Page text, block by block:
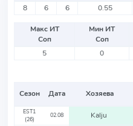
8
6 6 0.55
Макс ИТ
Соп
Мин ИТ
Соп
5
0
Сезон Дата Хозяева
EST1
(26)
02.08 Kalju